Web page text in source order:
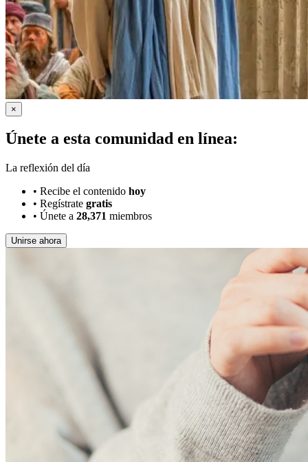
×
Únete a esta comunidad en línea:
La reflexión del día
• Recibe el contenido hoy
• Regístrate gratis
• Únete a 28,371 miembros
Unirse ahora